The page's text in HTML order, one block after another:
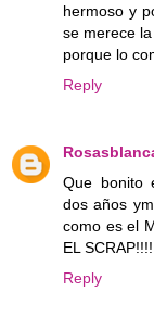
hermoso y
se merece
porque lo
Reply
Que bonito
dos años
como es el
EL
Reply